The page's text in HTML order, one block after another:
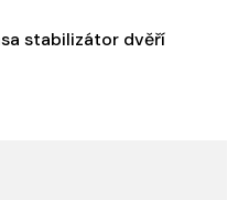
stabilizátor dvěří